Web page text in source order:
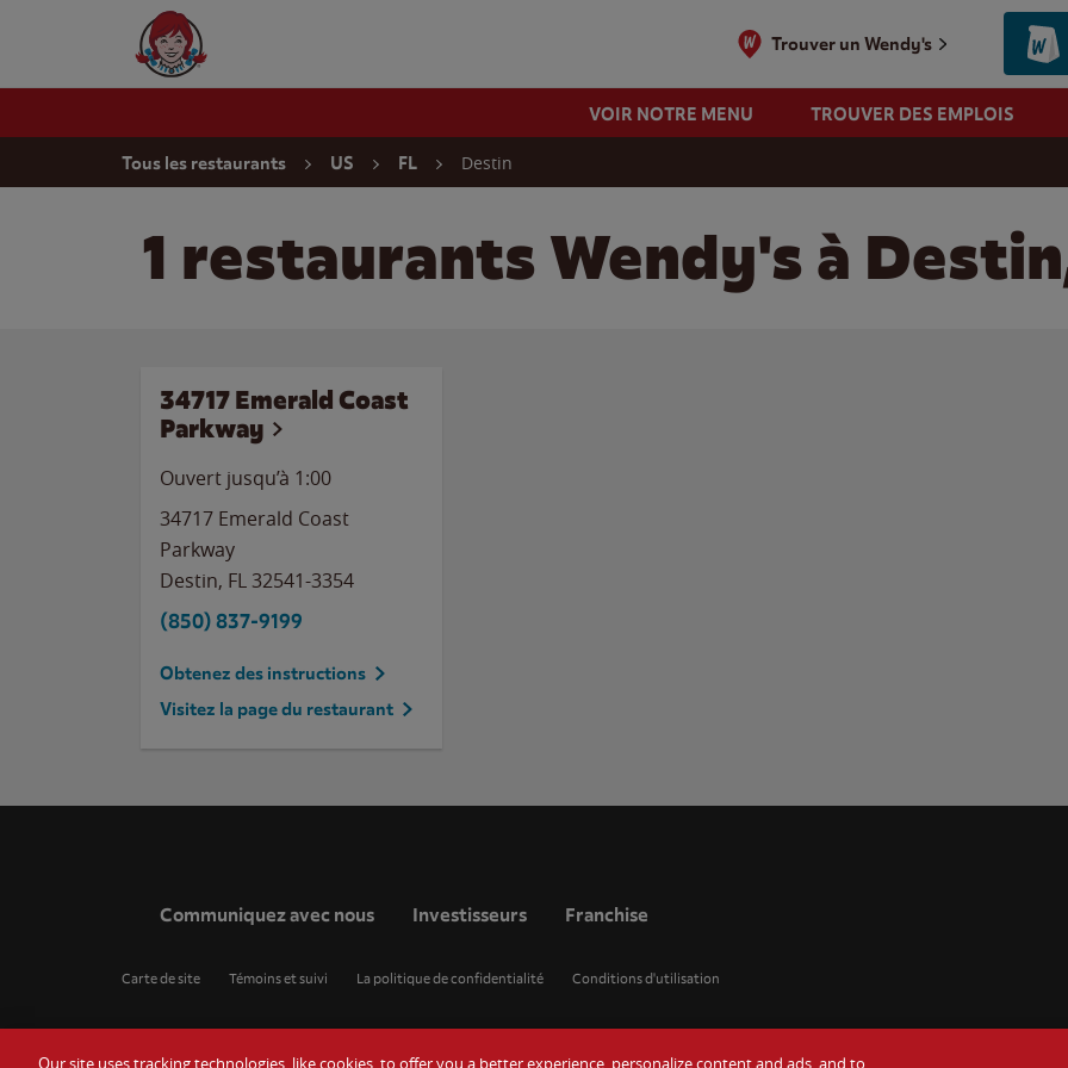
Wendy's Website Home
Trouver un Wendy's
VOIR NOTRE MENU TROUVER DES EMPLOIS
Return to NavTous les restaurants US FL Destin
1 restaurants Wendy's à
34717 Emerald Coast
Parkway
Ouvert jusqu’à 1:00
34717 Emerald Coast
Parkway
Destin, FL32541-3354
(850) 837-9199
Obtenez des instructions
Visitez la page du restaurant
Communiquez avec nous Investisseurs Franchise
Carte de site Témoins et suivi La politique de confidentialité Conditions d'utilisation
Our site uses tracking technologies, like cookies, to offer you a better experience, personalize content and ads, and to